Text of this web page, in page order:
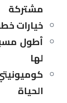
مشتركة
خيارات
أطول
لها
الحياة